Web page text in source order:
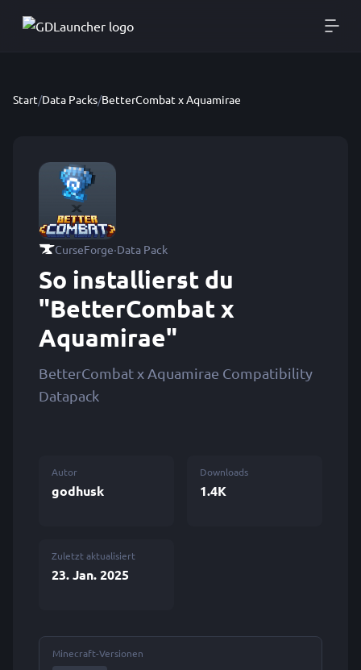
Start/Data Packs/BetterCombat x Aquamirae
CurseForge·Data Pack
So installierst du
"BetterCombat x
Aquamirae"
BetterCombat x Aquamirae Compatibility
Datapack
Autor
godhusk
Downloads
1.4K
Zuletzt aktualisiert
23. Jan. 2025
Minecraft-Versionen